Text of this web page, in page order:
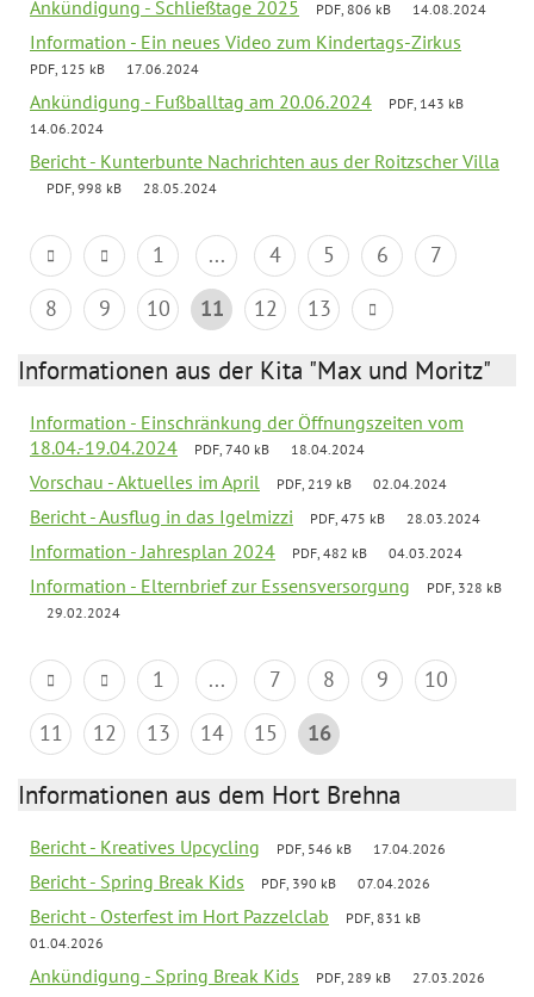
Ankündigung - Schließtage 2025 PDF, 806 kB 14.08.2024
Information - Ein neues Video zum Kindertags-Zirkus
PDF, 125 kB 17.06.2024
Ankündigung - Fußballtag am 20.06.2024
PDF, 143 kB
14.06.2024
Bericht - Kunterbunte Nachrichten aus der Roitzscher Villa
PDF, 998 kB 28.05.2024
1 ... 4 5 6
7
8
9 10 11 12 13
Informationen aus der Kita "Max und Moritz"
Information - Einschränkung der Öffnungszeiten vom
18.04.-19.04.2024
PDF, 740 kB 18.04.2024
Vorschau - Aktuelles im April PDF, 219 kB 02.04.2024
Bericht - Ausflug in das Igelmizzi PDF, 475 kB 28.03.2024
Information - Jahresplan 2024 PDF, 482 kB 04.03.2024
Information - Elternbrief zur Essensversorgung
PDF, 328 kB
29.02.2024
1 ... 7 8 9
10
11
12 13 14 15 16
Informationen aus dem Hort Brehna
Bericht - Kreatives Upcycling PDF, 546 kB 17.04.2026
Bericht - Spring Break Kids PDF, 390 kB 07.04.2026
Bericht - Osterfest im Hort Pazzelclab
PDF, 831 kB
01.04.2026
Ankündigung - Spring Break Kids PDF, 289 kB 27.03.2026